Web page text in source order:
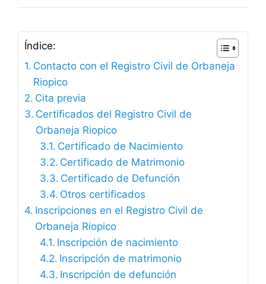
Índice:
Contacto con el Registro Civil de Orbaneja
Riopico
Cita previa
Certificados del Registro Civil de
Orbaneja Riopico
Certificado de Nacimiento
Certificado de Matrimonio
Certificado de Defunción
Otros certificados
Inscripciones en el Registro Civil de
Orbaneja Riopico
Inscripción de nacimiento
Inscripción de matrimonio
Inscripción de defunción